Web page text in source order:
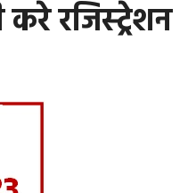
रजिस्ट्रेशन